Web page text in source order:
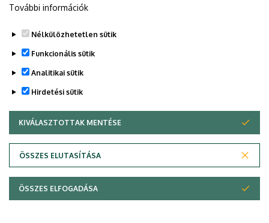
© 2026 Unideb
További információk
Nélkülözhetetlen sütik
Funkcionális sütik
Analitikai sütik
Hirdetési sütik
KIVÁLASZTOTTAK MENTÉSE
ÖSSZES ELUTASÍTÁSA
WITHDRAW CONSENT
ÖSSZES ELFOGADÁSA